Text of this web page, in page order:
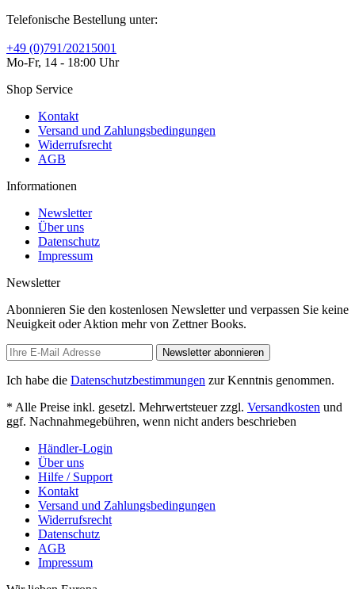
Telefonische Bestellung unter:
+49 (0)791/20215001
Mo-Fr, 14 - 18:00 Uhr
Shop Service
Kontakt
Versand und Zahlungsbedingungen
Widerrufsrecht
AGB
Informationen
Newsletter
Über uns
Datenschutz
Impressum
Newsletter
Abonnieren Sie den kostenlosen Newsletter und verpassen Sie keine
Neuigkeit oder Aktion mehr von Zettner Books.
Newsletter abonnieren
Ich habe die Datenschutzbestimmungen zur Kenntnis genommen.
* Alle Preise inkl. gesetzl. Mehrwertsteuer zzgl. Versandkosten und
ggf. Nachnahmegebühren, wenn nicht anders beschrieben
Händler-Login
Über uns
Hilfe / Support
Kontakt
Versand und Zahlungsbedingungen
Widerrufsrecht
Datenschutz
AGB
Impressum